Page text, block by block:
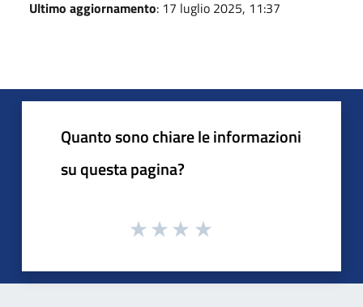
Ultimo aggiornamento: 17 luglio 2025, 11:37
Quanto sono chiare le informazioni
su questa pagina?